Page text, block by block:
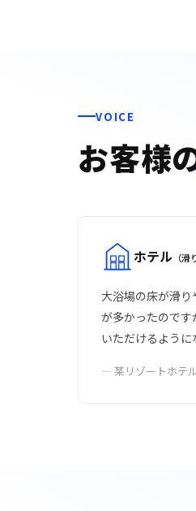
VOICE
お客様
ホテル （滑
大浴場の床が滑
が多かったので
いただけるように
— 某リゾートホテ